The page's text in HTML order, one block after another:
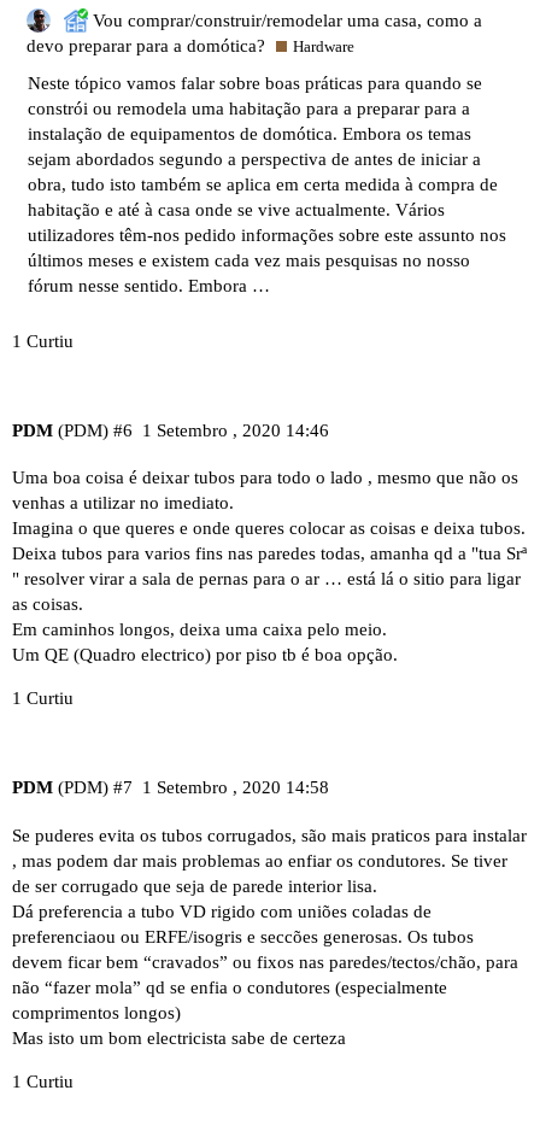
Vou comprar/construir/remodelar uma casa, como a
devo preparar para a domótica?
Hardware
Neste tópico vamos falar sobre boas práticas para quando se
constrói ou remodela uma habitação para a preparar para a
instalação de equipamentos de domótica. Embora os temas
sejam abordados segundo a perspectiva de antes de iniciar a
obra, tudo isto também se aplica em certa medida à compra de
habitação e até à casa onde se vive actualmente. Vários
utilizadores têm-nos pedido informações sobre este assunto nos
últimos meses e existem cada vez mais pesquisas no nosso
fórum nesse sentido. Embora …
1 Curtiu
PDM (PDM) 1 Setembro , 2020 14:46
#6
Uma boa coisa é deixar tubos para todo o lado , mesmo que não os
venhas a utilizar no imediato.
Imagina o que queres e onde queres colocar as coisas e deixa tubos.
Deixa tubos para varios fins nas paredes todas, amanha qd a "tua Srª
" resolver virar a sala de pernas para o ar … está lá o sitio para ligar
as coisas.
Em caminhos longos, deixa uma caixa pelo meio.
Um QE (Quadro electrico) por piso tb é boa opção.
1 Curtiu
PDM (PDM) 1 Setembro , 2020 14:58
#7
Se puderes evita os tubos corrugados, são mais praticos para instalar
, mas podem dar mais problemas ao enfiar os condutores. Se tiver
de ser corrugado que seja de parede interior lisa.
Dá preferencia a tubo VD rigido com uniões coladas de
preferenciaou ou ERFE/isogris e seccões generosas. Os tubos
devem ficar bem “cravados” ou fixos nas paredes/tectos/chão, para
não “fazer mola” qd se enfia o condutores (especialmente
comprimentos longos)
Mas isto um bom electricista sabe de certeza
1 Curtiu